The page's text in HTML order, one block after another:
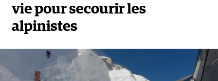
vie pour secourir les
alpinistes